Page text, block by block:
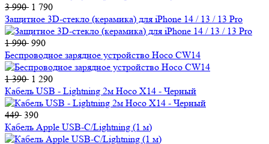
3 990 1 790
Защитное 3D-стекло (керамика) для iPhone 14 / 13 / 13 Pro
1 990 990
Беспроводное зарядное устройство Hoco CW14
1 390 1 290
Кабель USB - Lightning 2м Hoco X14 - Черный
449 390
Кабель Apple USB-C/Lightning (1 м)